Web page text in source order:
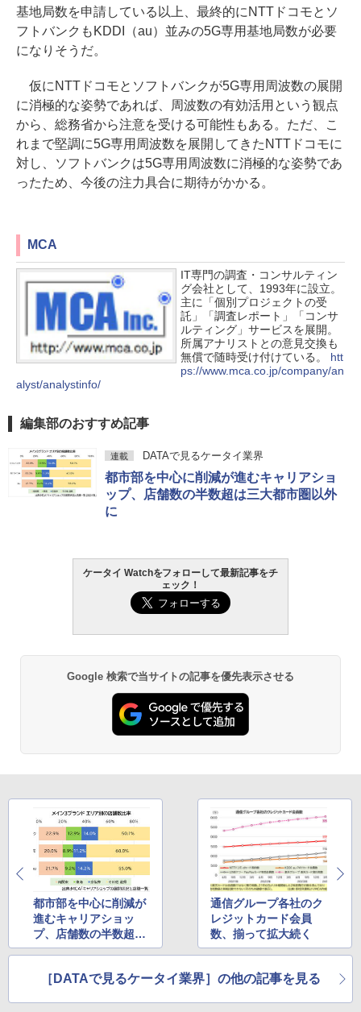
基地局数を申請している以上、最終的にNTTドコモとソ
フトバンクもKDDI（au）並みの5G専用基地局数が必要
になりそうだ。
仮にNTTドコモとソフトバンクが5G専用周波数の展開
に消極的な姿勢であれば、周波数の有効活用という観点
から、総務省から注意を受ける可能性もある。ただ、こ
れまで堅調に5G専用周波数を展開してきたNTTドコモに
対し、ソフトバンクは5G専用周波数に消極的な姿勢であ
ったため、今後の注力具合に期待がかかる。
MCA
IT専門の調査・コンサルティン
グ会社として、1993年に設立。
主に「個別プロジェクトの受
託」「調査レポート」「コンサ
ルティング」サービスを展開。
所属アナリストとの意見交換も
無償で随時受け付けている。 htt
ps://www.mca.co.jp/company/an
alyst/analystinfo/
編集部のおすすめ記事
連載 DATAで見るケータイ業界
都市部を中心に削減が進むキャリアショ
ップ、店舗数の半数超は三大都市圏以外
に
ケータイ Watchをフォローして最新記事をチ
ェック！
Google 検索で当サイトの記事を優先表示させる
都市部を中心に削減が
進むキャリアショッ
プ、店舗数の半数超は
三大都市圏以外に
通信グループ各社のク
レジットカード会員
数、揃って拡大続く
［DATAで見るケータイ業界］の他の記事を見る